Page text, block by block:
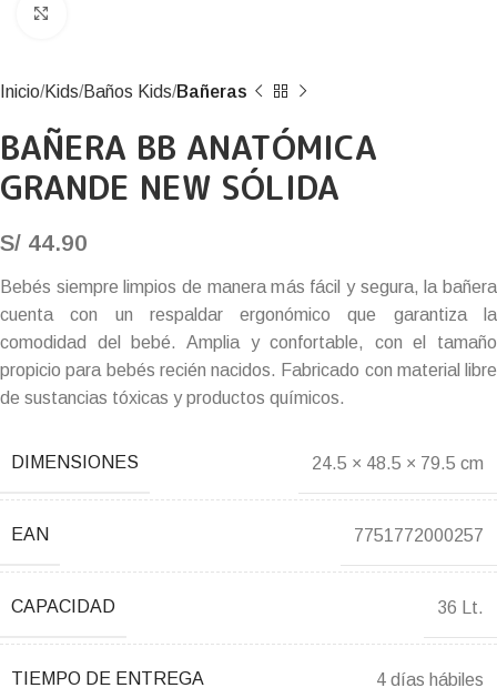
Inicio Kids Baños Kids Bañeras
BAÑERA BB ANATÓMICA
GRANDE NEW SÓLIDA
S/ 44.90
Bebés siempre limpios de manera más fácil y segura, la bañera
cuenta con un respaldar ergonómico que garantiza la
comodidad del bebé. Amplia y confortable, con el tamaño
propicio para bebés recién nacidos. Fabricado con material libre
de sustancias tóxicas y productos químicos.
DIMENSIONES 24.5 × 48.5 × 79.5 cm
EAN 7751772000257
CAPACIDAD 36 Lt.
TIEMPO DE ENTREGA 4 días hábiles